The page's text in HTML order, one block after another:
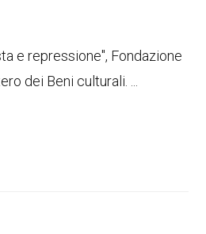
e repressione", Fondazione
dei Beni culturali. ...